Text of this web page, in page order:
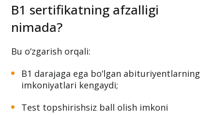
B1 sertifikatning afzalligi
nimada?
Bu o‘zgarish orqali:
B1 darajaga ega bo‘lgan abituriyentlarning
imkoniyatlari kengaydi;
Test topshirishsiz ball olish imkoni